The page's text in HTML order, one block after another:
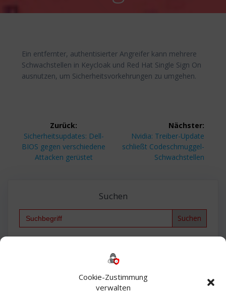
Cookie-Zustimmung
verwalten
Ein entfernter, authentisierter Angreifer kann mehrere
Schwachstellen in Keycloak und Red Hat Single Sign On
ausnutzen, um Sicherheitsvorkehrungen zu umgehen.
Beitragsnavigation
Zurück:
Vorheriger
Beitrag:
Sicherheitsupdates: Dell-
BIOS gegen verschiedene
Attacken gerüstet
Nächster:
Nächster
Beitrag:
Nvidia: Treiber-Update
schließt Codeschmuggel-
Schwachstellen
Suchen
Search
Bautagebuch
Exchange firewall Fritzbox
Microsoft